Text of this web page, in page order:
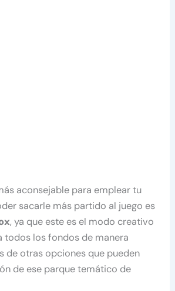
aconsejable para emplear tu
sacarle más partido al juego es
, ya que este es el modo creativo
todos los fondos de manera
de otras opciones que pueden
de ese parque temático de